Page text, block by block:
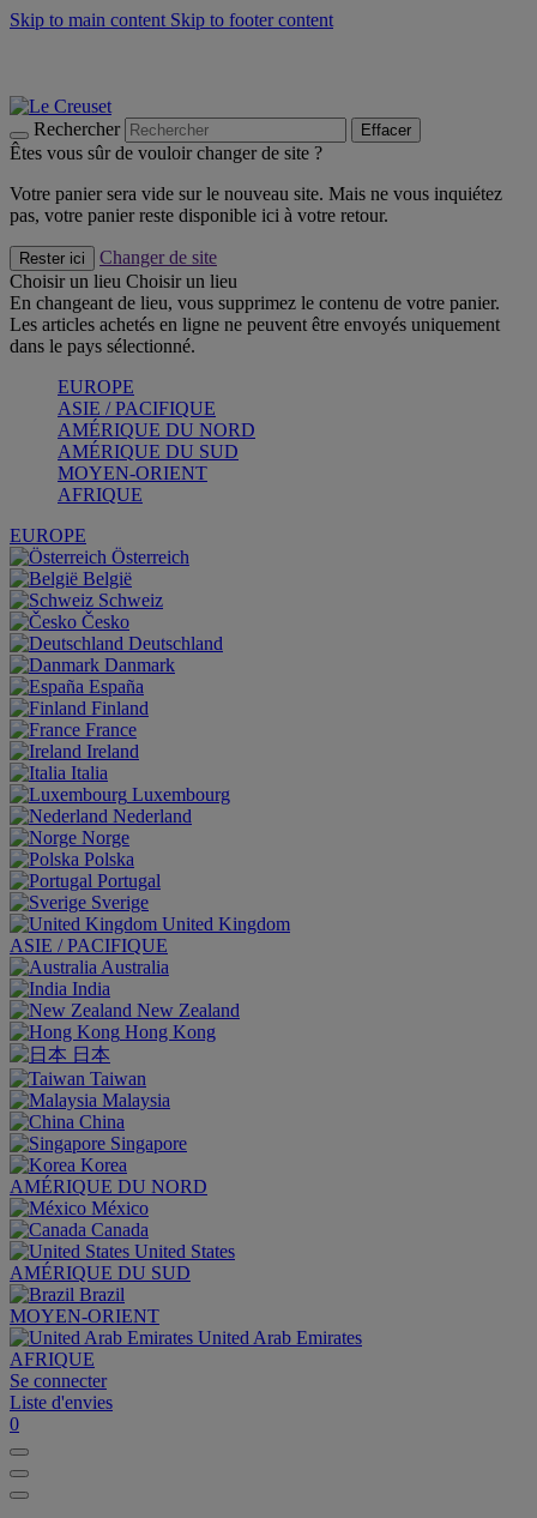
Skip to main content Skip to footer content
Rechercher Effacer
Êtes vous sûr de vouloir changer de site ?
Votre panier sera vide sur le nouveau site. Mais ne vous inquiétez
pas, votre panier reste disponible ici à votre retour.
Rester ici
Changer de site
Choisir un lieu Choisir un lieu
En changeant de lieu, vous supprimez le contenu de votre panier.
Les articles achetés en ligne ne peuvent être envoyés uniquement
dans le pays sélectionné.
EUROPE
ASIE / PACIFIQUE
AMÉRIQUE DU NORD
AMÉRIQUE DU SUD
MOYEN-ORIENT
AFRIQUE
EUROPE
Österreich
België
Schweiz
Česko
Deutschland
Danmark
España
Finland
France
Ireland
Italia
Luxembourg
Nederland
Norge
Polska
Portugal
Sverige
United Kingdom
ASIE / PACIFIQUE
Australia
India
New Zealand
Hong Kong
日本
Taiwan
Malaysia
China
Singapore
Korea
AMÉRIQUE DU NORD
México
Canada
United States
AMÉRIQUE DU SUD
Brazil
MOYEN-ORIENT
United Arab Emirates
AFRIQUE
Se connecter
Liste d'envies
0